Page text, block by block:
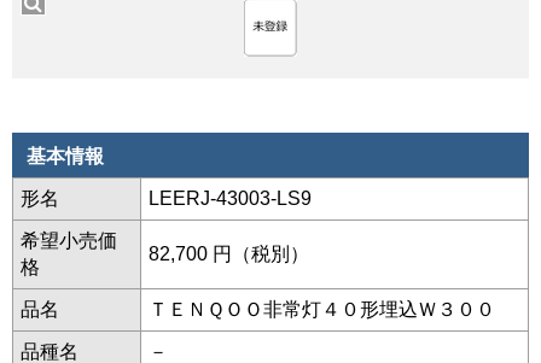
基本情報
形名 LEERJ-43003-LS9
希望小売価
格
82,700 円（税別）
品名 ＴＥＮＱＯＯ非常灯４０形埋込Ｗ３００
品種名 －